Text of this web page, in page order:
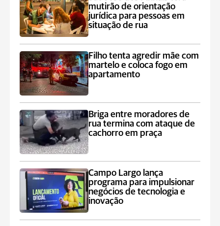
mutirão de orientação
jurídica para pessoas em
situação de rua
Filho tenta agredir mãe com
martelo e coloca fogo em
apartamento
Briga entre moradores de
rua termina com ataque de
cachorro em praça
Campo Largo lança
programa para impulsionar
negócios de tecnologia e
inovação